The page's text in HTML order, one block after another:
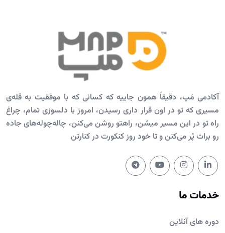
آکادمی مَپ، دقیقاً همون جاییه که کسانی که با موفقیت به قله‌ی
مسیری که تو در اون قرار داری رسیدن، امروز با دلسوزی تمام، چراغ
راه تو در این مسیر میشن، راهتو روشن می‌کنن، چاله‌چوله‌های جاده
رو برات پُر می‌کنن و تا خود روز کنکورت در کنارتن
خدمات ما
دوره های آنلاین